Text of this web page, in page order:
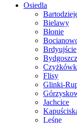
Osiedla
Bielawy
Błonie
Brdyujście
Flisy
Glinki-
Jachcice
Leśne